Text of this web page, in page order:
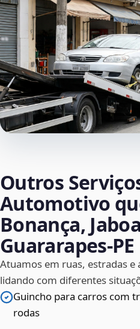
Outros
Automotivo
Bonança,
Guararapes‑PE
Atuamos em ruas, estradas e
lidando com diferentes
Guincho para carros com
rodas